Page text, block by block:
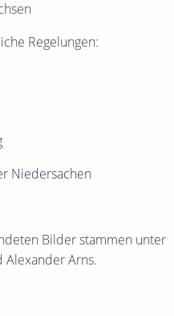
Regelungen:
Niedersachen
Bilder stammen unter
Alexander Arns.